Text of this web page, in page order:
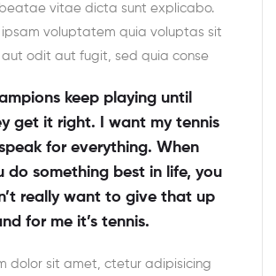
vitae dicta sunt explicabo.
ipsam voluptatem quia voluptas sit
odit aut fugit, sed quia conse
keep playing until
get it right. I want my tennis
for everything. When
do something best in life, you
really want to give that up
for me it’s tennis.
dolor sit amet, ctetur adipisicing